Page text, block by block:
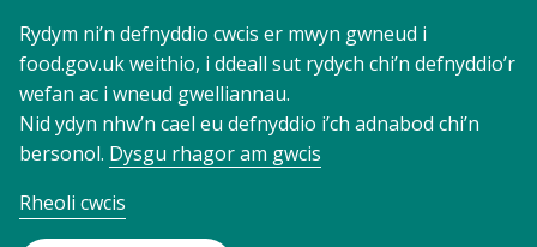
Rydym ni’n defnyddio cwcis er mwyn gwneud i
food.gov.uk weithio, i ddeall sut rydych chi’n defnyddio’r
wefan ac i wneud gwelliannau.
Nid ydyn nhw’n cael eu defnyddio i’ch adnabod chi’n
bersonol. Dysgu rhagor am gwcis
Rheoli cwcis